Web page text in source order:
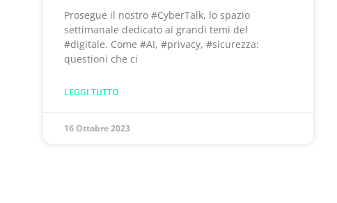
Prosegue il nostro #CyberTalk, lo spazio
settimanale dedicato ai grandi temi del
#digitale. Come #AI, #privacy, #sicurezza:
questioni che ci
LEGGI TUTTO
16 Ottobre 2023